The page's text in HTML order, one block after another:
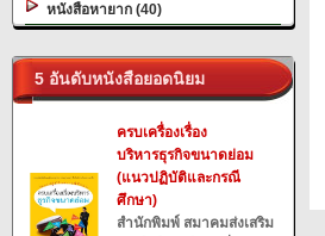
หนังสือหายาก (40)
5 อันดับหนังสือยอดนิยม
ครบเครื่องเรื่อง
บริหารธุรกิจขนาดย่อม
(แนวปฏิบัติและกรณี
ศึกษา)
สำนักพิมพ์ สมาคมส่งเสริม